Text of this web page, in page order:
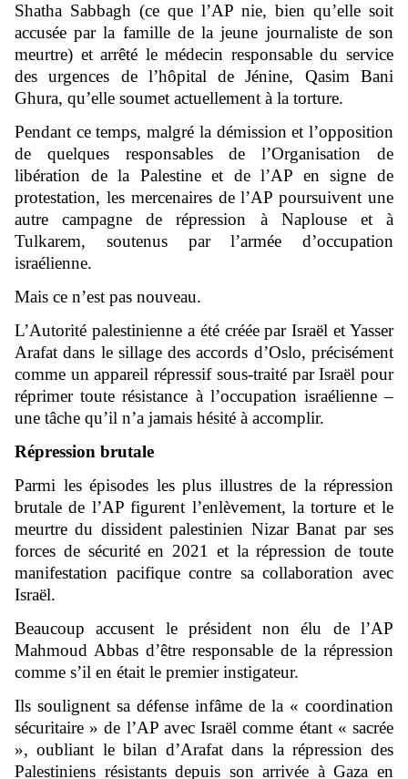
Shatha Sabbagh (ce que l’AP nie, bien qu’elle soit
accusée par la famille de la jeune journaliste de son
meurtre) et arrêté le médecin responsable du service
des urgences de l’hôpital de Jénine, Qasim Bani
Ghura, qu’elle soumet actuellement à la torture.
Pendant ce temps, malgré la démission et l’opposition
de quelques responsables de l’Organisation de
libération de la Palestine et de l’AP en signe de
protestation, les mercenaires de l’AP poursuivent une
autre campagne de répression à Naplouse et à
Tulkarem, soutenus par l’armée d’occupation
israélienne.
Mais ce n’est pas nouveau.
L’Autorité palestinienne a été créée par Israël et Yasser
Arafat dans le sillage des accords d’Oslo, précisément
comme un appareil répressif sous-traité par Israël pour
réprimer toute résistance à l’occupation israélienne –
une tâche qu’il n’a jamais hésité à accomplir.
Répression brutale
Parmi les épisodes les plus illustres de la répression
brutale de l’AP figurent l’enlèvement, la torture et le
meurtre du dissident palestinien Nizar Banat par ses
forces de sécurité en 2021 et la répression de toute
manifestation pacifique contre sa collaboration avec
Israël.
Beaucoup accusent le président non élu de l’AP
Mahmoud Abbas d’être responsable de la répression
comme s’il en était le premier instigateur.
Ils soulignent sa défense infâme de la « coordination
sécuritaire » de l’AP avec Israël comme étant « sacrée
», oubliant le bilan d’Arafat dans la répression des
Palestiniens résistants depuis son arrivée à Gaza en